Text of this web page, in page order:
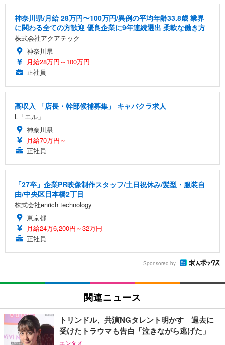
神奈川県/月給 28万円〜100万円/異例の平均年齢33.8歳 業界
に関わる全ての方歓迎 優良企業に9年連続選出 柔軟な働き方
株式会社アクアテック
神奈川県
月給28万円～100万円
正社員
高収入 「店長・幹部候補募集」 キャバクラ求人
L「エル」
神奈川県
月給70万円～
正社員
「27卒」企業PR映像制作スタッフ/土日祝休み/髪型・服装自
由/中央区日本橋2丁目
株式会社enrich technology
東京都
月給24万6,200円～32万円
正社員
Sponsored by
関連ニュース
トリンドル、共演NGタレント明かす 過去に
受けたトラウマも告白「泣きながら逃げた」
エンタメ